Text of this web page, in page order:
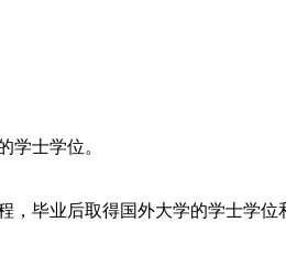
学士学位。
毕业后取得国外大学的学士学位